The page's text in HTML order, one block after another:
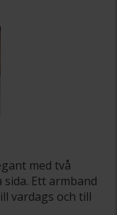
med två
Ett armband
vardags och till